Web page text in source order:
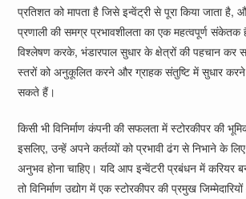
प्रतिशत को मापता है जिसे इन्वेंट्री से पूरा किया जाता है,
प्रणाली की समग्र प्रभावशीलता का एक महत्वपूर्ण
विश्लेषण करके, भंडारपाल सुधार के क्षेत्रों की पहचान कर
स्तरों को अनुकूलित करने और ग्राहक संतुष्टि में सुधार
सकते हैं।
किसी भी विनिर्माण कंपनी की सफलता में स्टोरकीपर की
इसलिए, उन्हें अपने कर्तव्यों को प्रभावी ढंग से निभाने के
अनुभव होना चाहिए। यदि आप इन्वेंटरी प्रबंधन में करियर
तो विनिर्माण उद्योग में एक स्टोरकीपर की प्रमुख